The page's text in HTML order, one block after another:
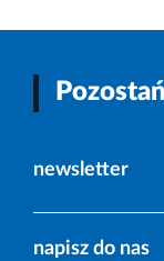
newsletter
napisz do nas